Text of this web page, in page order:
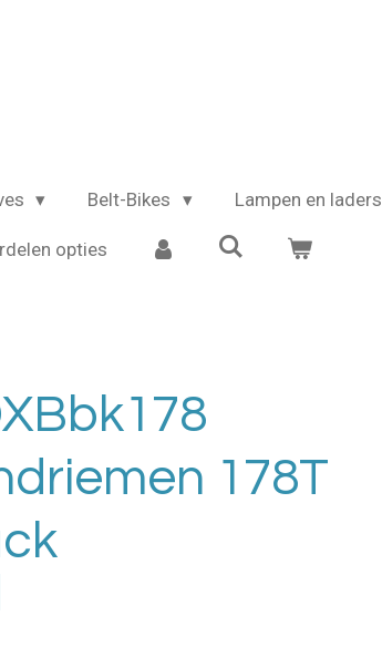
Belt-Bikes Lampen en laders
opties
178T